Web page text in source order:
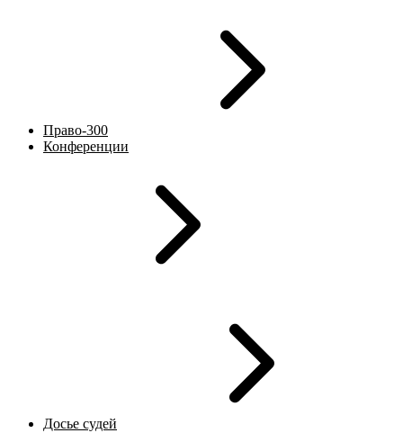
Право-300
Конференции
Досье судей